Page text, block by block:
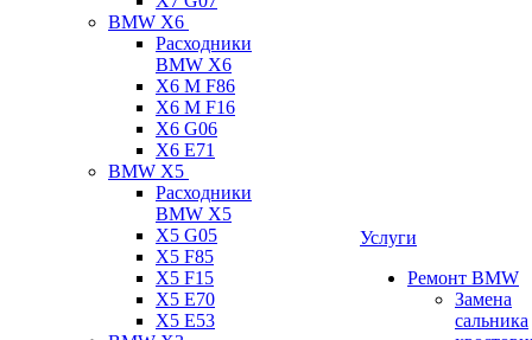
BMW X6
Расходники
BMW X6
X6 M F86
X6 M F16
X6 G06
X6 E71
BMW X5
Расходники
BMW X5
X5 G05
X5 F85
X5 F15
X5 E70
X5 E53
Услуги
Ремонт BMW
Замена
сальника